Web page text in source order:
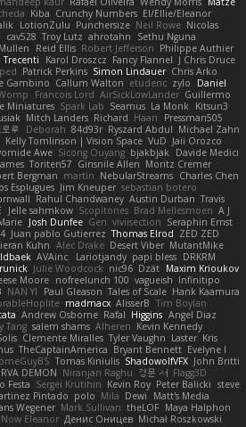
Kiba Crunchy Numbers El/Ellie/Eleanor
LotionZulu Punchersize Neil Rowe Nicolas
cav528 Troy Lutz ahrotahn
Sethu Nguna
Reid Ellis Robert Jefferson Philippe Authier
Trecenti Karol Droszcz Fancy Flannel J Chris Druce
Patrick Perkins Simon Lindauer Chris Arko
Gambino Callum Walton etudenc zylo
Daniel
Francois Lord AirSickLowLander Guillermo
Miniatures Spark Lab Seamus La Monk Kitsun3
Mitch Landers Richard Haan
Pressman505
루 Deborah 84d93r Ryszard Abdul Michael Zahn
Kelly Tomlinson | Vision Space VuD Jaii Orozco
Awe Sicong Ouyang bjakbjak Davide Medici
Toriten57 Ginsnile Allen Moritz Cremer
Bergman martin NebularStreams Charles Chen
Esplugues Jim Kneuper sebastian botero
Rahul Chandwaney Austin Durban Travis
Jelle sahmkow Scopitones Brad Mellesmoen A J
Josh Dunfee Gen viviisection Seraphin Ernst
Juan pablo Gutierrez Thomas Elrod ZED ZED
Kuhn Alec Drake Desert Viber MutantMike
AVAinc. Lariotjandy papi bless DRKRM
Julie Woodcock nic96 Dzät Maxim Krioukov
Moore nofreelunch 100 vagueish Infinitipo
NAN YI Paul Gleason Tales of Scale Hank Kaamura
madmacx AlisserB Tim Boylan
Andrew Osborne Rafal Higgins Angel Diaz
Tang salem shams Alheren Kevin Kennedy
Clemente Miralles Tyler Vaughn Laster Kris
TheCaptainAmerica Bryant Bennett Evelyne I
Tomas Kiniulis ShadowolfVFX John Britti
RVA DEMON Niranjan Raghu 경문 서 Flagg3D
Festa Sergei Krutihin Kevin Roy Peter Balicki steve
Pintado polo Mila Dewi
Matt's Media
Wegener Mark Sullivan theLOF Maya Halphon
Now Eleanor Денис Оницев Michał Roszkowski